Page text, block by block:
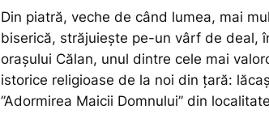
Din piatră, veche de când lumea, mai
biserică, străjuiește pe-un vârf de deal,
orașului Călan, unul dintre cele mai
istorice religioase de la noi din țară:
”Adormirea Maicii Domnului” din